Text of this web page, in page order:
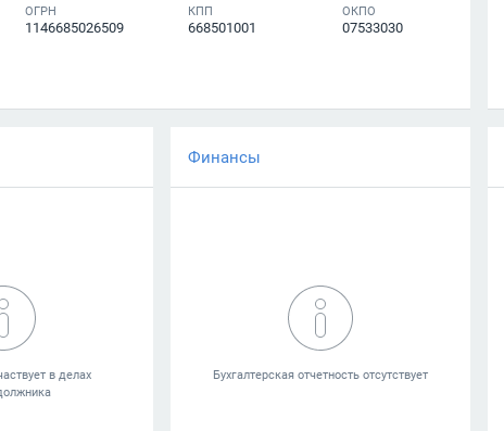
ОГРН
1146685026509
КПП
668501001
ОКПО
07533030
Финансы